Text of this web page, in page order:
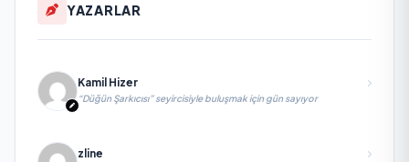
YAZARLAR
Kamil Hizer
“Düğün Şarkıcısı” seyircisiyle buluşmak için gün sayıyor
zline